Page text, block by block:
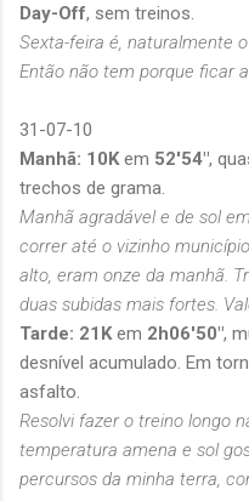
Day-Off, sem treinos.
Sexta-feira é, naturalmente
Então não tem porque ficar
31-07-10
Manhã: 10K em 52'54",
trechos de grama.
Manhã agradável e de sol
correr até o vizinho
alto, eram onze da manhã.
duas subidas mais fortes.
Tarde: 21K em 2h06'50",
desnível acumulado. Em
asfalto.
Resolvi fazer o treino longo
temperatura amena e sol
percursos da minha terra,